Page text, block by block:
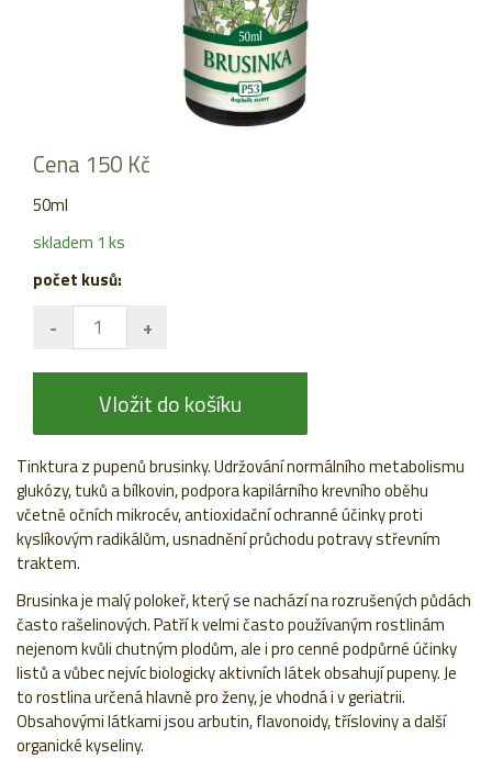
Cena 150 Kč
50ml
skladem 1 ks
počet kusů:
Vložit do košíku
Tinktura z pupenů brusinky. Udržování normálního metabolismu
glukózy, tuků a bílkovin, podpora kapilárního krevního oběhu
včetně očních mikrocév, antioxidační ochranné účinky proti
kyslíkovým radikálům, usnadnění průchodu potravy střevním
traktem.
Brusinka je malý polokeř, který se nachází na rozrušených půdách
často rašelinových. Patří k velmi často používaným rostlinám
nejenom kvůli chutným plodům, ale i pro cenné podpůrné účinky
listů a vůbec nejvíc biologicky aktivních látek obsahují pupeny. Je
to rostlina určená hlavně pro ženy, je vhodná i v geriatrii.
Obsahovými látkami jsou arbutin, flavonoidy, třísloviny a další
organické kyseliny.